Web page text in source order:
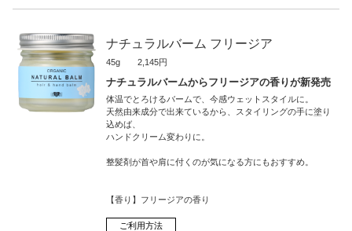
ナチュラルバーム フリージア
45g 2,145円
ナチュラルバームからフリージアの香りが新発売
体温でとろけるバームで、今感ウェットスタイルに。
天然由来成分で出来ているから、スタイリングの手に塗り
込めば、
ハンドクリーム変わりに。
整髪剤が首や肩に付くのが気になる方にもおすすめ。
【香り】フリージアの香り
ご利用方法